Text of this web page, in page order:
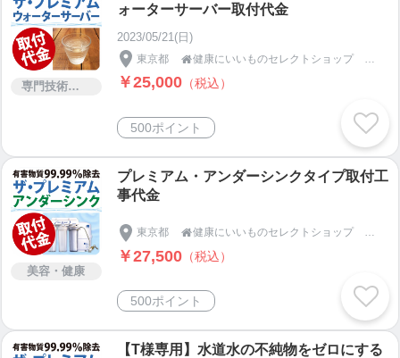
専門技術サービス
ォーターサーバー取付代金
2023/05/21(日)
東京都 
￥25,000 （税込）
500ポイント
美容・健康
プレミアム・アンダーシンクタイプ取付工
事代金
東京都  健康にいいものセレクトショップ キタセツ
￥27,500 （税込）
500ポイント
【T様専用】水道水の不純物をゼロにする